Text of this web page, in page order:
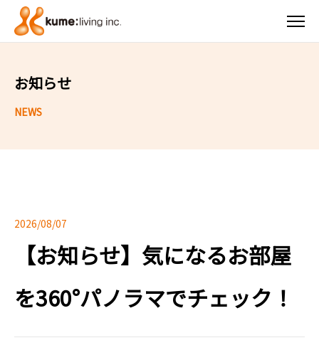
お知らせ
2026/08/07
【お知らせ】気になるお部屋
を360°パノラマでチェック！